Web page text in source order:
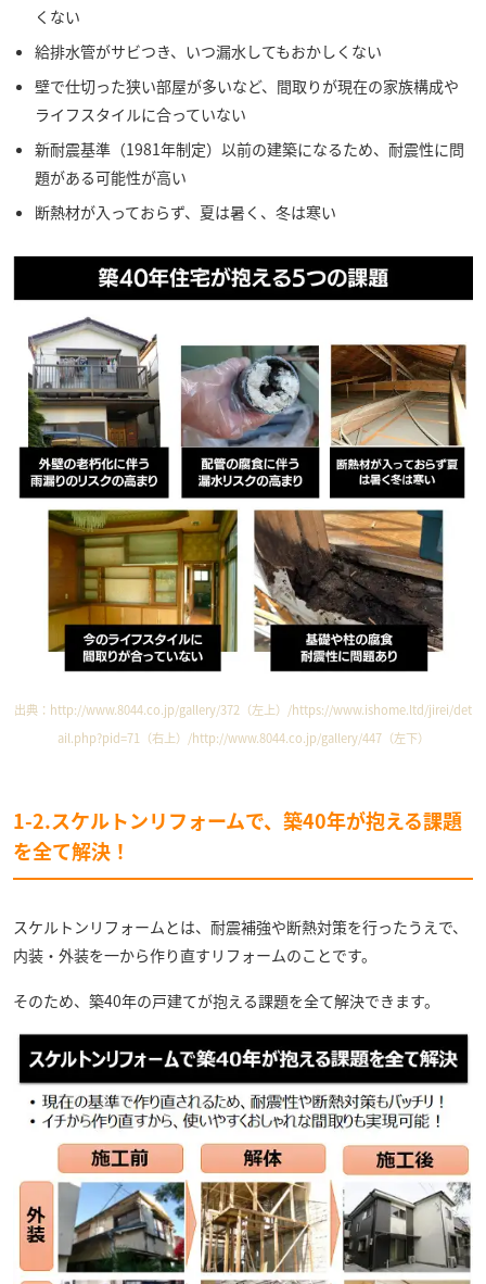
くない
給排水管がサビつき、いつ漏水してもおかしくない
壁で仕切った狭い部屋が多いなど、間取りが現在の家族構成や
ライフスタイルに合っていない
新耐震基準（1981年制定）以前の建築になるため、耐震性に問
題がある可能性が高い
断熱材が入っておらず、夏は暑く、冬は寒い
出典： http://www.8044.co.jp/gallery/372 （左上）/https://www.ishome.ltd/jirei/det
ail.php?pid=71（右上）/http://www.8044.co.jp/gallery/447（左下）
1-2.スケルトンリフォームで、築40年が抱える課題
を全て解決！
スケルトンリフォームとは、耐震補強や断熱対策を行ったうえで、
内装・外装を一から作り直すリフォームのことです。
そのため、築40年の戸建てが抱える課題を全て解決できます。